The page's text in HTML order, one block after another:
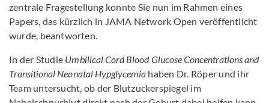
zentrale Fragestellung konnte Sie nun im Rahmen eines
Papers, das kürzlich in JAMA Network Open veröffentlicht
wurde, beantworten.
In der Studie Umbilical Cord Blood Glucose Concentrations and
Transitional Neonatal Hypglycemia haben Dr. Röper und ihr
Team untersucht, ob der Blutzuckerspiegel im